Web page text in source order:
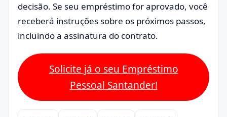
decisão. Se seu empréstimo for aprovado, você
receberá instruções sobre os próximos passos,
incluindo a assinatura do contrato.
Solicite já o seu Empréstimo
Pessoal Santander!